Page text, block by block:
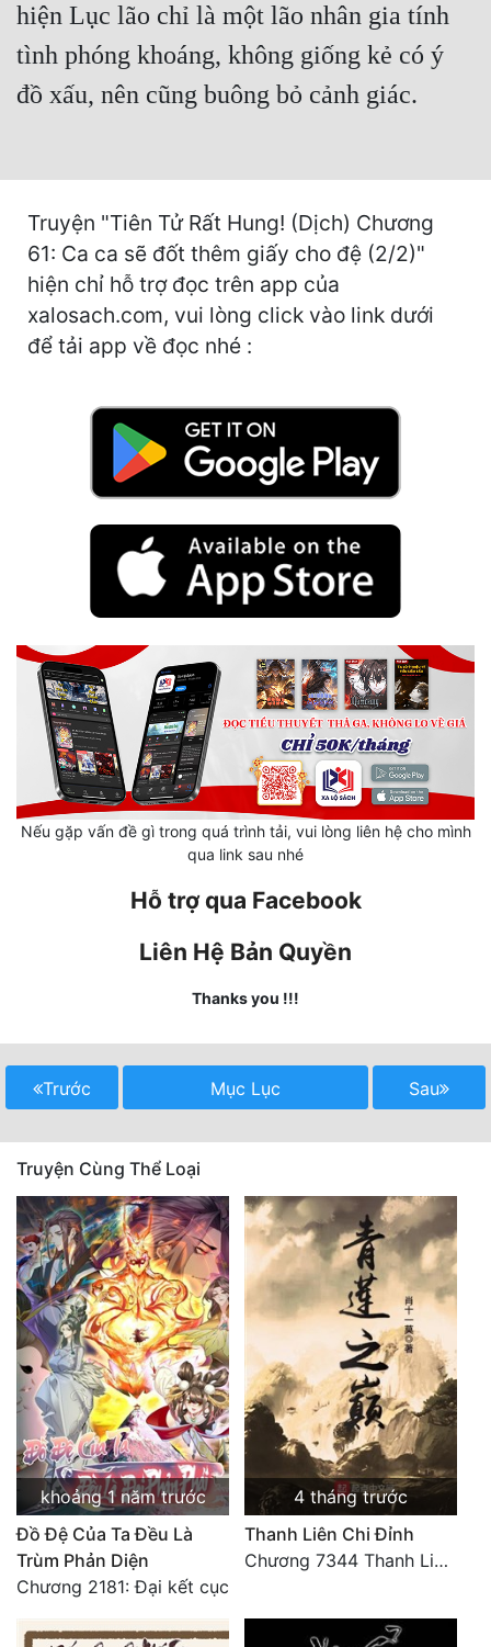
Cung Đấu
Cạnh Kỹ
Du Hí
Dã Sử
Dị Giới
Góc Nhìn Nữ
Huyền Huyễn
Hài Hước
Hệ Thống
Học Đường
Khoa Huyễn
Khoa Huyễn Không Gian
Linh Dị
Làm Giàu
Mưu Mô
Mạt Thế
Mỹ Thực
Ngôn Tình
Ngược
Nữ Cường
Nữ Phụ
Phong Thủy - Tâm Linh
Phương Tây
Phản Phái
Quan Trường
hiện Lục lão chỉ là một lão nhân gia tính
tình phóng khoáng, không giống kẻ có ý
đồ xấu, nên cũng buông bỏ cảnh giác.
Truyện "Tiên Tử Rất Hung! (Dịch) Chương
61: Ca ca sẽ đốt thêm giấy cho đệ (2/2)"
hiện chỉ hỗ trợ đọc trên app của
xalosach.com, vui lòng click vào link dưới
để tải app về đọc nhé :
Nếu gặp vấn đề gì trong quá trình tải, vui lòng liên hệ cho mình
qua link sau nhé
Hỗ trợ qua Facebook
Liên Hệ Bản Quyền
Thanks you !!!
Trước Mục Lục Sau
Truyện Cùng Thể Loại
khoảng 1 năm trước
Đồ Đệ Của Ta Đều Là
Trùm Phản Diện
Chương 2181: Đại kết cục
4 tháng trước
Thanh Liên Chi Đỉnh
Chương 7344 Thanh Liên đỉnh (Đại kết cục) (2) HẾT.